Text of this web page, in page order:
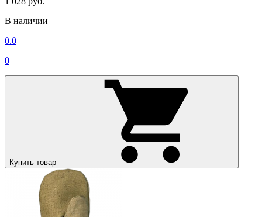
В наличии
0.0
0
Купить товар